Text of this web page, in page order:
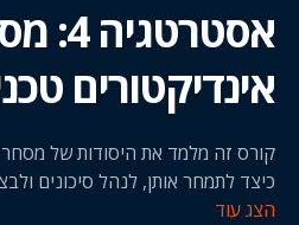
אינדיקטורים
כיצד לתמחר אותן, לנהל סיכונים
הצג עוד